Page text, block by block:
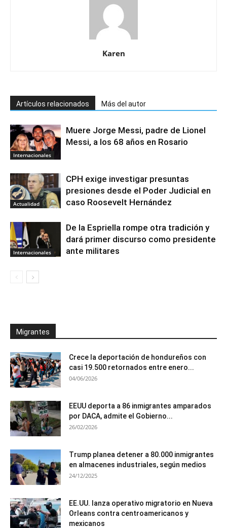
Karen
Artículos relacionados Más del autor
Internacionales
Muere Jorge Messi, padre de Lionel
Messi, a los 68 años en Rosario
Actualidad
CPH exige investigar presuntas
presiones desde el Poder Judicial en
caso Roosevelt Hernández
Internacionales
De la Espriella rompe otra tradición y
dará primer discurso como presidente
ante militares
Migrantes
Crece la deportación de hondureños con
casi 19.500 retornados entre enero...
04/06/2026
EEUU deporta a 86 inmigrantes amparados
por DACA, admite el Gobierno...
26/02/2026
Trump planea detener a 80.000 inmigrantes
en almacenes industriales, según medios
24/12/2025
EE.UU. lanza operativo migratorio en Nueva
Orleans contra centroamericanos y
mexicanos